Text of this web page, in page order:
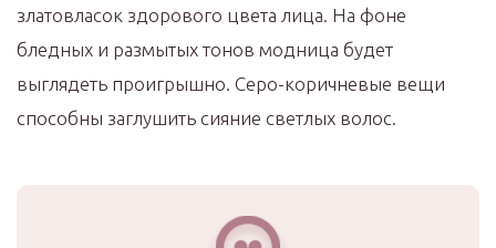
златовласок здорового цвета лица. На фоне
бледных и размытых тонов модница будет
выглядеть проигрышно. Серо-коричневые вещи
способны заглушить сияние светлых волос.